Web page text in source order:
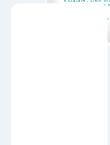
alecrim e erva mate. Para além
do Drenafast Detox promovem